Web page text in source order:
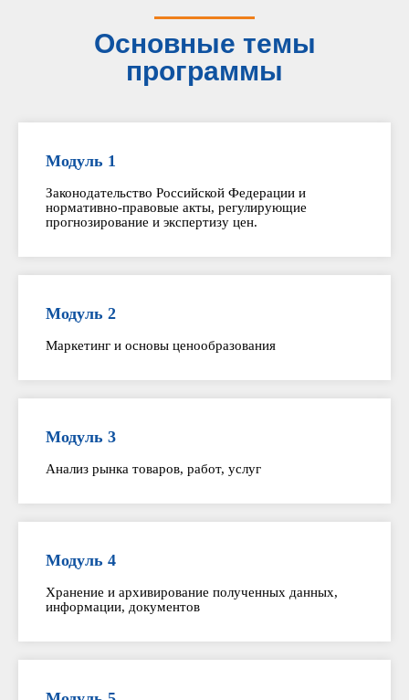
Основные темы
программы
Модуль 1
Законодательство Российской Федерации и
нормативно-правовые акты, регулирующие
прогнозирование и экспертизу цен.
Модуль 2
Маркетинг и основы ценообразования
Модуль 3
Анализ рынка товаров, работ, услуг
Модуль 4
Хранение и архивирование полученных данных,
информации, документов